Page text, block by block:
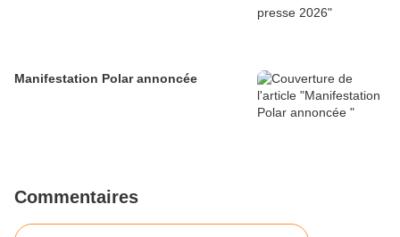
Manifestation Polar annoncée
Commentaires